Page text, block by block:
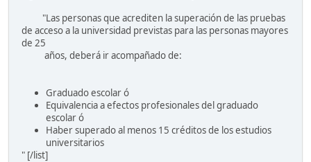
"Las personas que acrediten la superación de las pruebas
de acceso a la universidad previstas para las personas mayores
de 25
años, deberá ir acompañado de:
Graduado escolar ó
Equivalencia a efectos profesionales del graduado
escolar ó
Haber superado al menos 15 créditos de los estudios
universitarios
" [/list]